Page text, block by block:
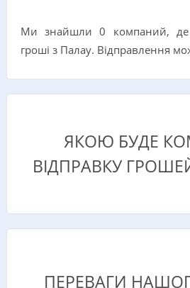
Ми знайшли 0 компаний, де
гроші з Палау. Відправлення
ЯКОЮ БУДЕ
ВІДПРАВКУ
ПЕРЕВАГИ